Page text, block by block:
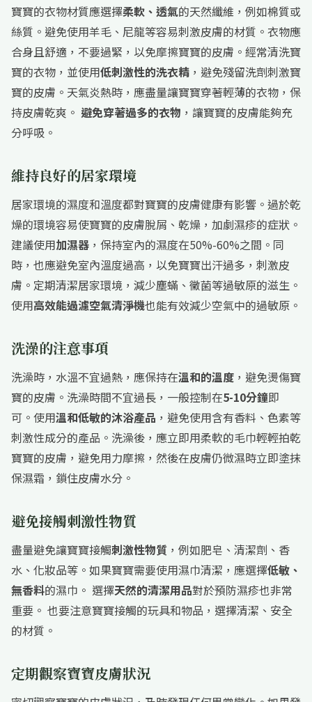
寶寶的衣物材質應選擇柔軟、透氣的天然纖維，例如棉質或
絲質。避免使用羊毛、尼龍等容易刺激皮膚的材質。衣物應
合身且舒適，不要過緊，以免摩擦寶寶的皮膚。經常清洗寶
寶的衣物，並使用低刺激性的洗衣精 ，避免殘留洗劑刺激寶
寶的皮膚。天氣炎熱時，應盡量讓寶寶穿著輕薄的衣物，保
持皮膚乾爽。 避免穿著過多的衣物 ，讓寶寶的皮膚能夠充
分呼吸。
維持良好的居家環境
居家環境的濕度和溫度都對寶寶的皮膚健康有影響。過於乾
燥的環境容易使寶寶的皮膚脫屑、乾燥，加劇濕疹的症狀。
建議使用加濕器 ，保持室內的濕度在50%-60%之間。同
時，也應避免室內溫度過高，以免寶寶出汗過多，刺激皮
膚。定期清潔居家環境，減少塵蟎、黴菌等過敏原的滋生。
使用高效能過濾空氣清淨機也能有效減少空氣中的過敏原。
洗澡的注意事項
洗澡時，水溫不宜過熱，應保持在溫和的溫度 ，避免燙傷寶
寶的皮膚。洗澡時間不宜過長，一般控制在5-10分鐘即
可。使用溫和低敏的沐浴產品 ，避免使用含有香料、色素等
刺激性成分的產品。洗澡後，應立即用柔軟的毛巾輕輕拍乾
寶寶的皮膚，避免用力摩擦，然後在皮膚仍微濕時立即塗抹
保濕霜，鎖住皮膚水分。
避免接觸刺激性物質
盡量避免讓寶寶接觸刺激性物質 ，例如肥皂、清潔劑、香
水、化妝品等。如果寶寶需要使用濕巾清潔，應選擇低敏、
無香料的濕巾。 選擇天然的清潔用品對於預防濕疹也非常
重要。 也要注意寶寶接觸的玩具和物品，選擇清潔、安全
的材質。
定期觀察寶寶皮膚狀況